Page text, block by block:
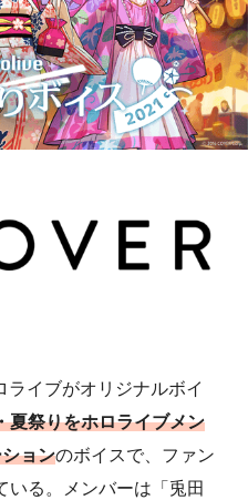
ライブがオリジナルボイ
夏祭りをホロライブメン
ョンのボイスで、ファン
いる。メンバーは「兎田